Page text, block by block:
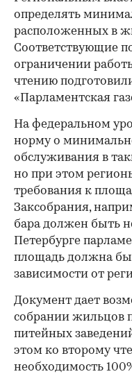
определять
расположенных в
Соответствующие
ограничении
чтению
«Парламентская
На федеральном
норму о
обслуживания в
но при этом
требования к
Заксобрания,
бара должен быть
Петербурге
площадь должна
зависимости от
Документ дает
собрании жильцов
питейных
этом ко второму
необходимость